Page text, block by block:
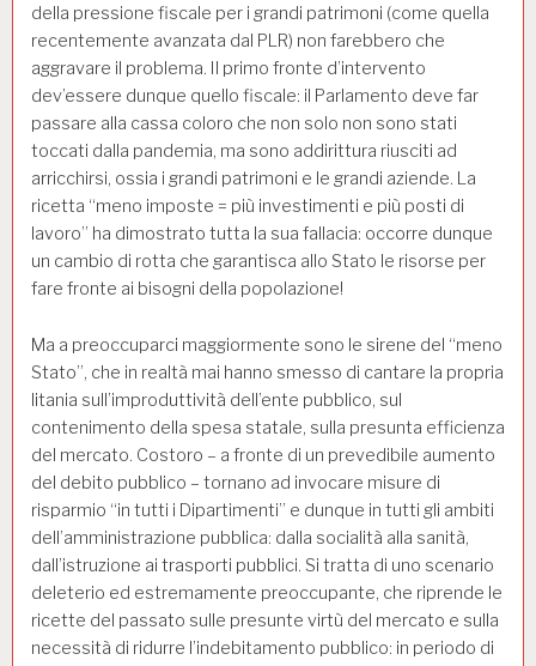
della pressione fiscale per i grandi patrimoni (come quella
recentemente avanzata dal PLR) non farebbero che
aggravare il problema. Il primo fronte d’intervento
dev’essere dunque quello fiscale: il Parlamento deve far
passare alla cassa coloro che non solo non sono stati
toccati dalla pandemia, ma sono addirittura riusciti ad
arricchirsi, ossia i grandi patrimoni e le grandi aziende. La
ricetta “meno imposte = più investimenti e più posti di
lavoro” ha dimostrato tutta la sua fallacia: occorre dunque
un cambio di rotta che garantisca allo Stato le risorse per
fare fronte ai bisogni della popolazione!
Ma a preoccuparci maggiormente sono le sirene del “meno
Stato”, che in realtà mai hanno smesso di cantare la propria
litania sull’improduttività dell’ente pubblico, sul
contenimento della spesa statale, sulla presunta efficienza
del mercato. Costoro – a fronte di un prevedibile aumento
del debito pubblico – tornano ad invocare misure di
risparmio “in tutti i Dipartimenti” e dunque in tutti gli ambiti
dell’amministrazione pubblica: dalla socialità alla sanità,
dall’istruzione ai trasporti pubblici. Si tratta di uno scenario
deleterio ed estremamente preoccupante, che riprende le
ricette del passato sulle presunte virtù del mercato e sulla
necessità di ridurre l’indebitamento pubblico: in periodo di